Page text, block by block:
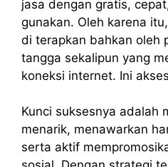
jasa dengan gratis,
gunakan. Oleh karena itu,
di terapkan bahkan oleh
tangga sekalipun yang
koneksi internet. Ini
Kunci suksesnya adalah
menarik, menawarkan
serta aktif